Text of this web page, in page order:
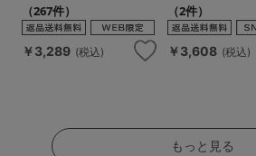
（267件）
￥3,289 (税込)
（2件）
￥3,608 (税込)
もっと見る